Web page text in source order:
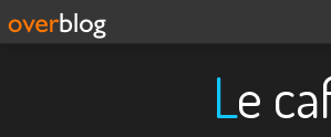
Le